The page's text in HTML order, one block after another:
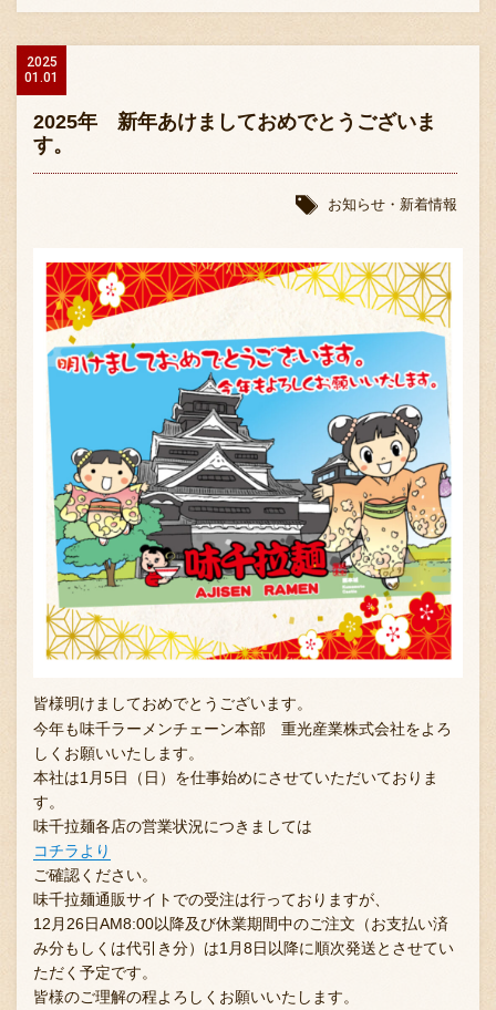
2025
01.01
2025年 新年あけましておめでとうございま
す。
お知らせ・新着情報
皆様明けましておめでとうございます。
今年も味千ラーメンチェーン本部 重光産業株式会社をよろ
しくお願いいたします。
本社は1月5日（日）を仕事始めにさせていただいておりま
す。
味千拉麺各店の営業状況につきましては
コチラより
ご確認ください。
味千拉麺通販サイトでの受注は行っておりますが、
12月26日AM8:00以降及び休業期間中のご注文（お支払い済
み分もしくは代引き分）は1月8日以降に順次発送とさせてい
ただく予定です。
皆様のご理解の程よろしくお願いいたします。